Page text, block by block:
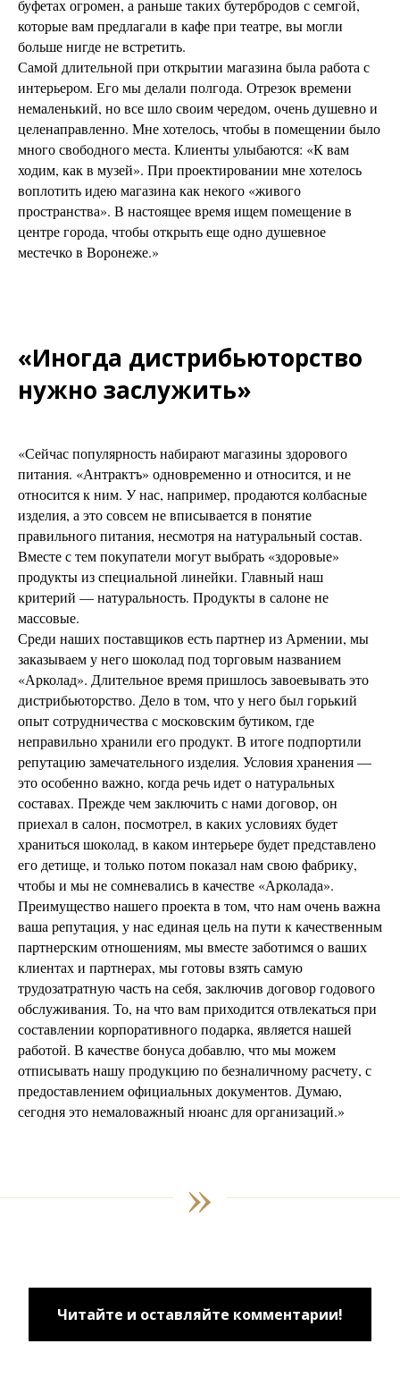
буфетах огромен, а раньше таких бутербродов с семгой,
которые вам предлагали в кафе при театре, вы могли
больше нигде не встретить.
Самой длительной при открытии магазина была работа с
интерьером. Его мы делали полгода. Отрезок времени
немаленький, но все шло своим чередом, очень душевно и
целенаправленно. Мне хотелось, чтобы в помещении было
много свободного места. Клиенты улыбаются: «К вам
ходим, как в музей». При проектировании мне хотелось
воплотить идею магазина как некого «живого
пространства». В настоящее время ищем помещение в
центре города, чтобы открыть еще одно душевное
местечко в Воронеже.»
«Иногда дистрибьюторство
нужно заслужить»
«Сейчас популярность набирают магазины здорового
питания. «Антрактъ» одновременно и относится, и не
относится к ним. У нас, например, продаются колбасные
изделия, а это совсем не вписывается в понятие
правильного питания, несмотря на натуральный состав.
Вместе с тем покупатели могут выбрать «здоровые»
продукты из специальной линейки. Главный наш
критерий — натуральность. Продукты в салоне не
массовые.
Среди наших поставщиков есть партнер из Армении, мы
заказываем у него шоколад под торговым названием
«Арколад». Длительное время пришлось завоевывать это
дистрибьюторство. Дело в том, что у него был горький
опыт сотрудничества с московским бутиком, где
неправильно хранили его продукт. В итоге подпортили
репутацию замечательного изделия. Условия хранения —
это особенно важно, когда речь идет о натуральных
составах. Прежде чем заключить с нами договор, он
приехал в салон, посмотрел, в каких условиях будет
храниться шоколад, в каком интерьере будет представлено
его детище, и только потом показал нам свою фабрику,
чтобы и мы не сомневались в качестве «Арколада».
Преимущество нашего проекта в том, что нам очень важна
ваша репутация, у нас единая цель на пути к качественным
партнерским отношениям, мы вместе заботимся о ваших
клиентах и партнерах, мы готовы взять самую
трудозатратную часть на себя, заключив договор годового
обслуживания. То, на что вам приходится отвлекаться при
составлении корпоративного подарка, является нашей
работой. В качестве бонуса добавлю, что мы можем
отписывать нашу продукцию по безналичному расчету, с
предоставлением официальных документов. Думаю,
сегодня это немаловажный нюанс для организаций.»
»
Читайте и оставляйте комментарии!